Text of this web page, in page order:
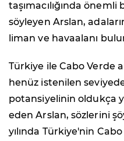
taşımacılığında
söyleyen Arslan,
liman ve havaalanı
Türkiye ile Cabo Verde
henüz istenilen
potansiyelinin oldukça
eden Arslan, sözlerini
yılında Türkiye'nin